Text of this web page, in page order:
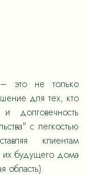
– это не только
для тех, кто
долговечность
с легкостью
клиентам
будущего дома
область).